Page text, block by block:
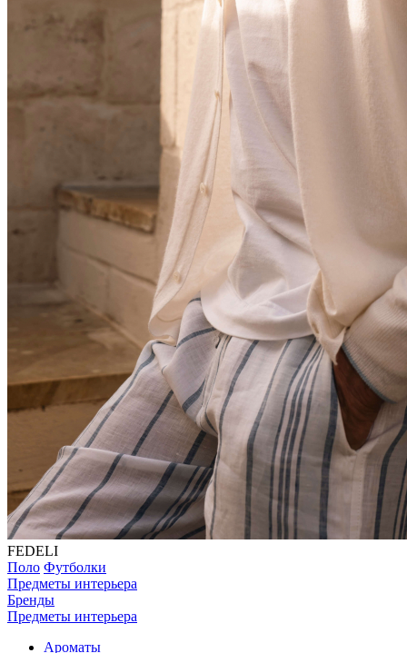
FEDELI
Поло Футболки
Предметы интерьера
Бренды
Предметы интерьера
Ароматы